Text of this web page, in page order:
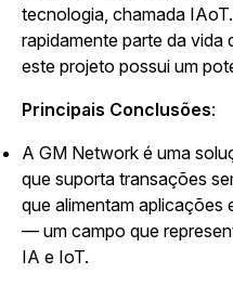
tecnologia, chamada
rapidamente parte da vida
este projeto possui um
Principais Conclusões:
A GM Network é uma
que suporta transações
que alimentam aplicações
— um campo que
IA e IoT.